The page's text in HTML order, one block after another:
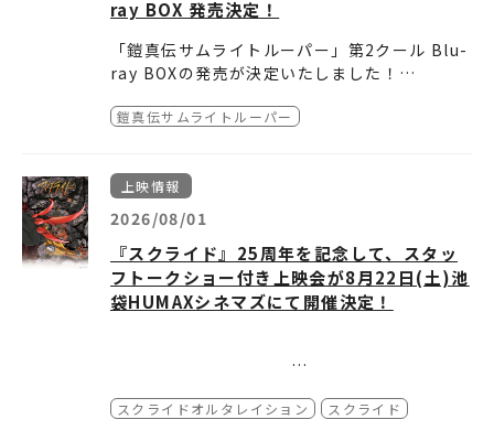
さらに店舗特典として、『鎧伝サムライトルー
パー』の熱烈なファンとして、多くのオフィシ
ャルなイラ
⽣と橘皆無先⽣の既存イラストを使⽤した下敷
ストを使⽤した下敷きが、サンライズストア
(プレミアムバ
ンダイ内)では橘皆無先⽣の既存イラストを使
⽤した下敷きが付属します。（店舗特典の詳細
は、各店舗の受
注サイトをご確認ください。）
発売⽇ ︓2026年11⽉下旬
仕様
︓モノクロ冊⼦／A4サイズ／横型／180ページ
発売・販売元 ︓バンダイナムコフィルムワーク
●A-on STORE（
m/item-1000242142/
※店舗特典 みずき健 既存イラスト使⽤ 下敷き
●サンライズストア(プレミアムバンダイ内)（
https://p-bandai.jp/item/item-10002549
35/）
eshop.jp/pn/pd/3553187/）
●あみあみ（https://x.gd/z210Y）
◎『鎧伝サムライトルーパー』公式サイト︓
tps://www.samurai-trooper.net/yoroide
n/
https://www.samurai-trooper.net/
◎バンダイナムコフィルムワークス作品情報サ
イト「V-STORAGE」︓
p/
ray BOX 発売決定！
「鎧真伝サムライトルーパー」第2クール Blu-
ray BOXの発売が決定いたしました！
ン：室田雄平 描き下ろしイラストスリーブケー
なります！
鎧真伝サムライトルーパーBlu-ray B
OX 第3巻
価 格：19,800円(税込)
本編映像(第13～第18話)
特典映像① ※後日解禁
【初回仕様】
・メインキャラクターデザイン：室田雄平 描き
下ろしイラストスリーブケース
・スペシャルイラストデジパック（高河ゆん 描
きおろし）
【初回特典(封入)】
・特製ブックレット
・クリアカード(高河ゆん 描き下ろしイラスト
使用)
鎧真伝サムライトルーパーBlu-ray B
価 格：19,800円(税込)
本編映像(第19～第24話)
特典映像② ※後日解禁
【初回仕様】
・メインキャラクターデザイン：室田雄平 描き
鎧真伝サムライトルーパー
上映情報
2026/08/01
『スクライド』25周年を記念して、スタッ
フトークショー付き上映会が8月22日(土)池
袋HUMAXシネマズにて開催決定！
スタッフトークショー付き上映会が8月22日
スクライドオルタレイション スクライド